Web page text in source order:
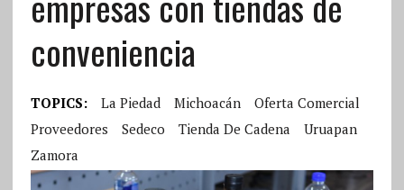
conveniencia
TOPICS: La Piedad Michoacán
Oferta Comercial
Proveedores
Sedeco Tienda De Cadena
Uruapan
Zamora